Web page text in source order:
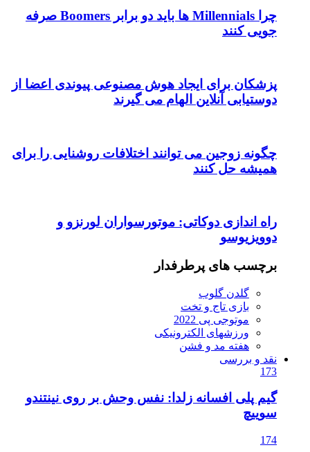
چرا Millennials ها باید دو برابر Boomers صرفه
جویی کنند
پزشکان برای ایجاد هوش مصنوعی پیوندی اعضا از
دوستیابی آنلاین الهام می گیرند
چگونه زوجین می توانند اختلافات روشنایی را برای
همیشه حل کنند
راه اندازی دوکاتی: موتورسواران لورنزو و
دوویزیوسو
برچسب های پرطرفدار
گلدن گلوب
بازی تاج و تخت
موتوجی پی 2022
ورزشهای الکترونیکی
هفته مد و فشن
نقد و بررسی
173
گیم پلی افسانه زلدا: نفس وحش بر روی نینتندو
سوییچ
174